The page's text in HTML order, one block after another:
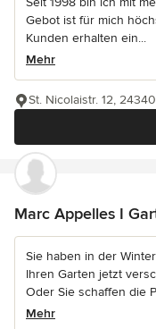
Gebot ist für mich
Kunden erhalten ein...
Mehr
St. Nicolaistr. 12,
Marc Appelles I
Sie haben in der
Ihren Garten jetzt
Oder Sie schaffen die
Mehr